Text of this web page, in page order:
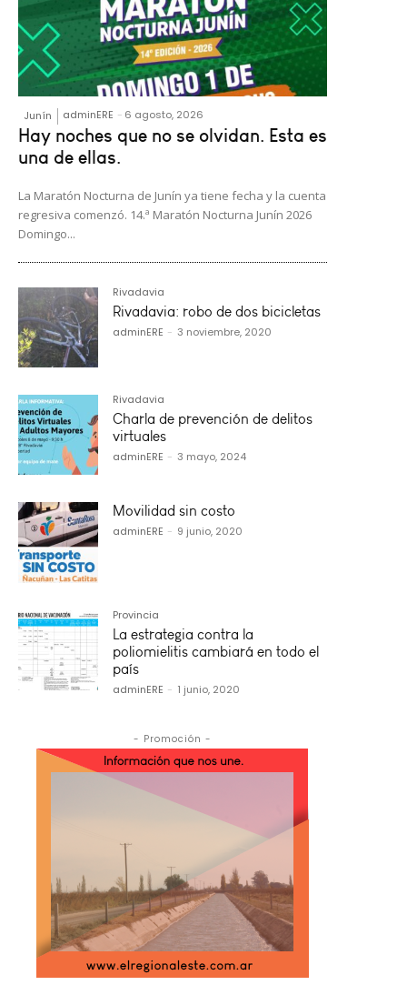
Junín adminERE - 6 agosto, 2026
Hay noches que no se olvidan. Esta es
una de ellas.
La Maratón Nocturna de Junín ya tiene fecha y la cuenta
regresiva comenzó. 14.ª Maratón Nocturna Junín 2026
Domingo...
Rivadavia
Rivadavia: robo de dos bicicletas
adminERE - 3 noviembre, 2020
Rivadavia
Charla de prevención de delitos
virtuales
adminERE - 3 mayo, 2024
Movilidad sin costo
adminERE - 9 junio, 2020
Provincia
La estrategia contra la
poliomielitis cambiará en todo el
país
adminERE - 1 junio, 2020
- Promoción -